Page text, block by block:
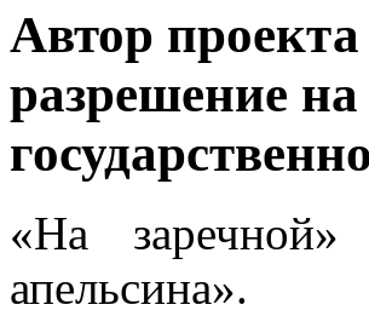
Автор
разрешение
«На
апельсина».